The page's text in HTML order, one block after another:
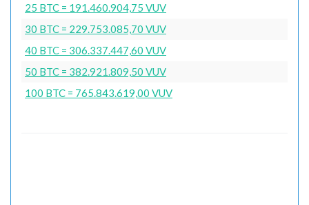
25 BTC = 191.460.904,75 VUV
30 BTC = 229.753.085,70 VUV
40 BTC = 306.337.447,60 VUV
50 BTC = 382.921.809,50 VUV
100 BTC = 765.843.619,00 VUV